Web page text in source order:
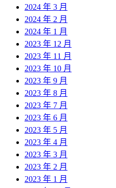
2024 年 3 月
2024 年 2 月
2024 年 1 月
2023 年 12 月
2023 年 11 月
2023 年 10 月
2023 年 9 月
2023 年 8 月
2023 年 7 月
2023 年 6 月
2023 年 5 月
2023 年 4 月
2023 年 3 月
2023 年 2 月
2023 年 1 月